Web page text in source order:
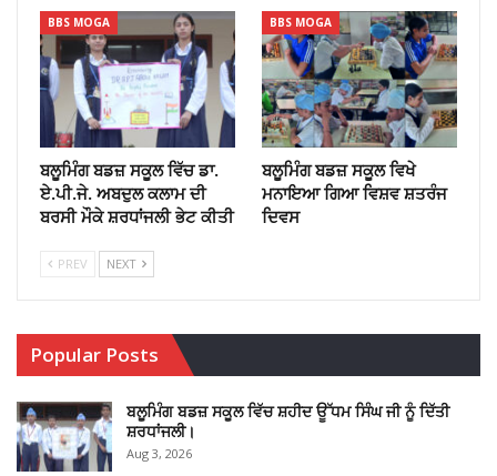
BBS MOGA
ਬਲੂਮਿੰਗ ਬਡਜ਼ ਸਕੂਲ ਵਿੱਚ ਡਾ.
ਏ.ਪੀ.ਜੇ. ਅਬਦੁਲ ਕਲਾਮ ਦੀ
ਬਰਸੀ ਮੌਕੇ ਸ਼ਰਧਾਂਜਲੀ ਭੇਟ ਕੀਤੀ
BBS MOGA
ਬਲੂਮਿੰਗ ਬਡਜ਼ ਸਕੂਲ ਵਿਖੇ
ਮਨਾਇਆ ਗਿਆ ਵਿਸ਼ਵ ਸ਼ਤਰੰਜ
ਦਿਵਸ
PREV NEXT
Popular Posts
ਬਲੂਮਿੰਗ ਬਡਜ਼ ਸਕੂਲ ਵਿੱਚ ਸ਼ਹੀਦ ਊੱਧਮ ਸਿੰਘ ਜੀ ਨੂੰ ਦਿੱਤੀ
ਸ਼ਰਧਾਂਜਲੀ।
Aug 3, 2026